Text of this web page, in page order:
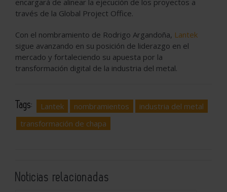
través de la Global Project Office.
Con el nombramiento de Rodrigo Argandoña, Lantek
sigue avanzando en su posición de liderazgo en el
mercado y fortaleciendo su apuesta por la
transformación digital de la industria del metal.
Tags: Lantek nombramientos
industria del metal
transformación de chapa
Noticias relacionadas